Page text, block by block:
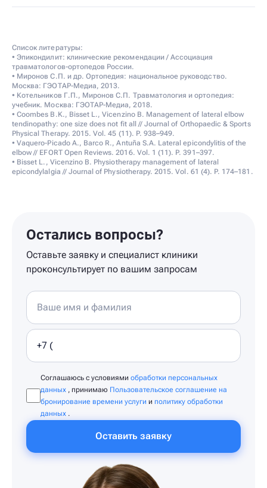
Список литературы:
• Эпикондилит: клинические рекомендации / Ассоциация
травматологов-ортопедов России.
• Миронов С.П. и др. Ортопедия: национальное руководство.
Москва: ГЭОТАР-Медиа, 2013.
• Котельников Г.П., Миронов С.П. Травматология и ортопедия:
учебник. Москва: ГЭОТАР-Медиа, 2018.
• Coombes B.K., Bisset L., Vicenzino B. Management of lateral elbow
tendinopathy: one size does not fit all // Journal of Orthopaedic & Sports
Physical Therapy. 2015. Vol. 45 (11). P. 938–949.
• Vaquero-Picado A., Barco R., Antuña S.A. Lateral epicondylitis of the
elbow // EFORT Open Reviews. 2016. Vol. 1 (11). P. 391–397.
• Bisset L., Vicenzino B. Physiotherapy management of lateral
epicondylalgia // Journal of Physiotherapy. 2015. Vol. 61 (4). P. 174–181.
Остались вопросы?
Оставьте заявку и специалист клиники
проконсультирует по вашим запросам
Соглашаюсь с условиями обработки персональных
данных , принимаю Пользовательское соглашение на
бронирование времени услуги и политику обработки
данных .
Оставить заявку